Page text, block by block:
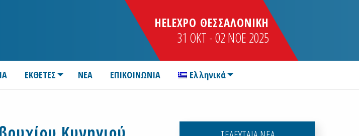
HELEXPO ΘΕΣΣΑΛΟΝΙΚΗ
31 OKT - 02 NOE 2025
ΕΚΘΕΤΕΣ ΝΕΑ ΕΠΙΚΟΙΝΩΝΙΑ Ελληνικά